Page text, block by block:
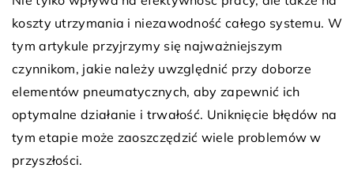
koszty utrzymania i niezawodność całego systemu. W
tym artykule przyjrzymy się najważniejszym
czynnikom, jakie należy uwzględnić przy doborze
elementów pneumatycznych, aby zapewnić ich
optymalne działanie i trwałość. Uniknięcie błędów na
tym etapie może zaoszczędzić wiele problemów w
przyszłości.